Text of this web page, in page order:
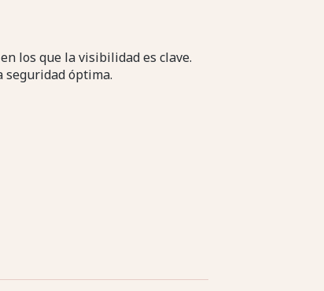
los que la visibilidad es clave.
seguridad óptima.